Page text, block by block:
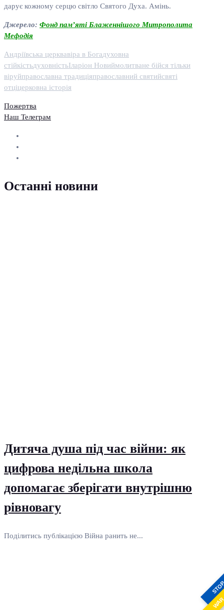
дарує кожному серцю світло Святого Духа. Амінь.
Джерело: Фонд пам’яті Блаженнішого Митрополита
Мефодія
Андріївська церквавіра в Богадуховна
стійкістьдуховністьІларіон Новиймолитване бійся тільки
віруйправославна традиціяправославний святийсвяті
отціцерковна історія
Пожертва
Наш Телеграм
Останні новини
Дитяча душа під час війни: як
цифрова недільна школа
допомагає зберігати внутрішню
рівновагу
Поділитись публікацією Війна ранить не...